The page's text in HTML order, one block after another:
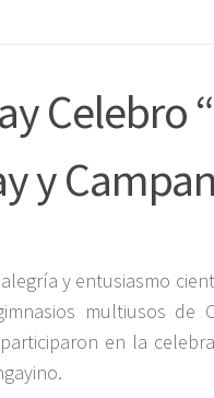
Celebro
y
y entusiasmo
multiusos de
en la